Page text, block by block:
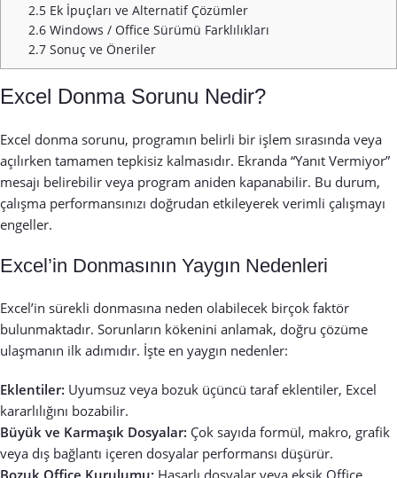
2.5 Ek İpuçları ve Alternatif Çözümler
2.6 Windows / Office Sürümü Farklılıkları
2.7 Sonuç ve Öneriler
Excel Donma Sorunu Nedir?
Excel donma sorunu, programın belirli bir işlem sırasında veya
açılırken tamamen tepkisiz kalmasıdır. Ekranda “Yanıt Vermiyor”
mesajı belirebilir veya program aniden kapanabilir. Bu durum,
çalışma performansınızı doğrudan etkileyerek verimli çalışmayı
engeller.
Excel’in Donmasının Yaygın Nedenleri
Excel’in sürekli donmasına neden olabilecek birçok faktör
bulunmaktadır. Sorunların kökenini anlamak, doğru çözüme
ulaşmanın ilk adımıdır. İşte en yaygın nedenler:
Eklentiler: Uyumsuz veya bozuk üçüncü taraf eklentiler, Excel
kararlılığını bozabilir.
Büyük ve Karmaşık Dosyalar: Çok sayıda formül, makro, grafik
veya dış bağlantı içeren dosyalar performansı düşürür.
Bozuk Office Kurulumu: Hasarlı dosyalar veya eksik Office